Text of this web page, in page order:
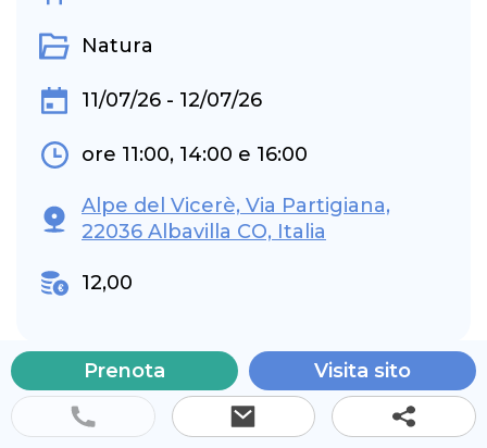
Natura
11/07/26 - 12/07/26
ore 11:00, 14:00 e 16:00
Alpe del Vicerè, Via Partigiana,
22036 Albavilla CO, Italia
12,00
Benvenuto aFairy World, un mondo
incantato dove la fantasia prende vita.
Prenota Visita sito